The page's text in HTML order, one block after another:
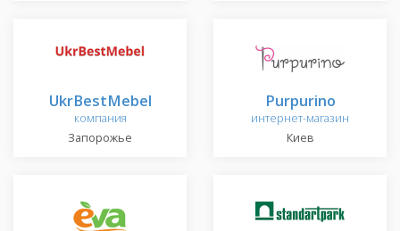
UkrBestMebel
компания
Запорожье
Purpurino
интернет-магазин
Киев